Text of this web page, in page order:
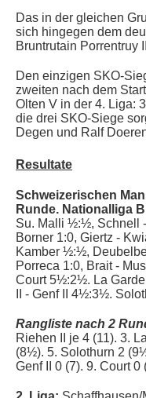
Das in der gleichen
sich hingegen dem
Bruntrutain Porrentruy
Den einzigen SKO-
zweiten nach dem
Olten V in der 4. Liga:
die drei SKO-Siege
Degen und Ralf
Resultate
Schweizerischen
Runde. Nationalliga
Su. Malli ½:½, Schnell
Borner 1:0, Giertz -
Kamber ½:½,
Porreca 1:0, Brait -
Court 5½:2½. La
II - Genf II 4½:3½.
Rangliste nach 2
Riehen II je 4 (11). 3.
(8½). 5. Solothurn 2
Genf II 0 (7). 9. Court